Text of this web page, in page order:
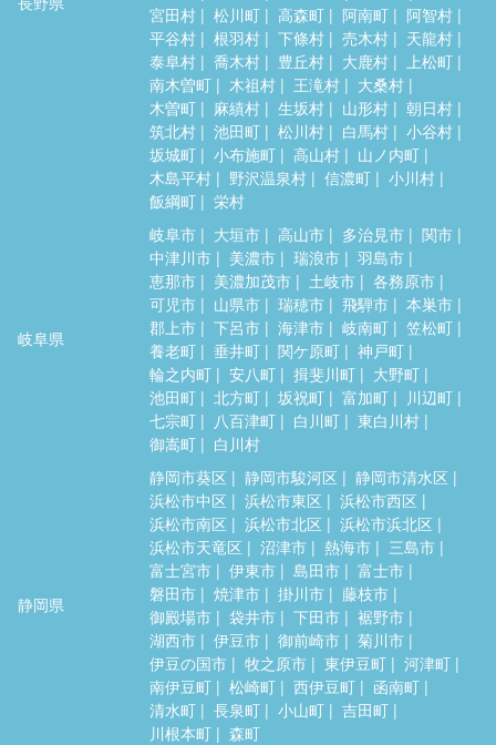
宮田村
松川町 高森町 阿南町
阿智村
平谷村
根羽村 下條村 売木村
天龍村
泰阜村
喬木村 豊丘村 大鹿村
上松町
南木曽町
木祖村 王滝村
大桑村
木曽町
麻績村 生坂村 山形村
朝日村
筑北村
池田町 松川村 白馬村
小谷村
坂城町
小布施町 高山村
山ノ内町
木島平村
野沢温泉村 信濃町
小川村
飯綱町
栄村
岐阜県
岐阜市 大垣市 高山市 多治見市
関市
中津川市
美濃市 瑞浪市
羽島市
恵那市
美濃加茂市 土岐市
各務原市
可児市
山県市 瑞穂市 飛騨市
本巣市
郡上市
下呂市 海津市 岐南町
笠松町
養老町
垂井町 関ケ原町
神戸町
輪之内町
安八町 揖斐川町
大野町
池田町
北方町 坂祝町 富加町
川辺町
七宗町
八百津町 白川町
東白川村
御嵩町
白川村
静岡県
静岡市葵区 静岡市駿河区
静岡市清水区
浜松市中区
浜松市東区
浜松市西区
浜松市南区
浜松市北区
浜松市浜北区
浜松市天竜区
沼津市 熱海市
三島市
富士宮市
伊東市 島田市
富士市
磐田市
焼津市 掛川市
藤枝市
御殿場市
袋井市 下田市
裾野市
湖西市
伊豆市 御前崎市
菊川市
伊豆の国市
牧之原市 東伊豆町
河津町
南伊豆町
松崎町 西伊豆町
函南町
清水町
長泉町 小山町
吉田町
川根本町
森町